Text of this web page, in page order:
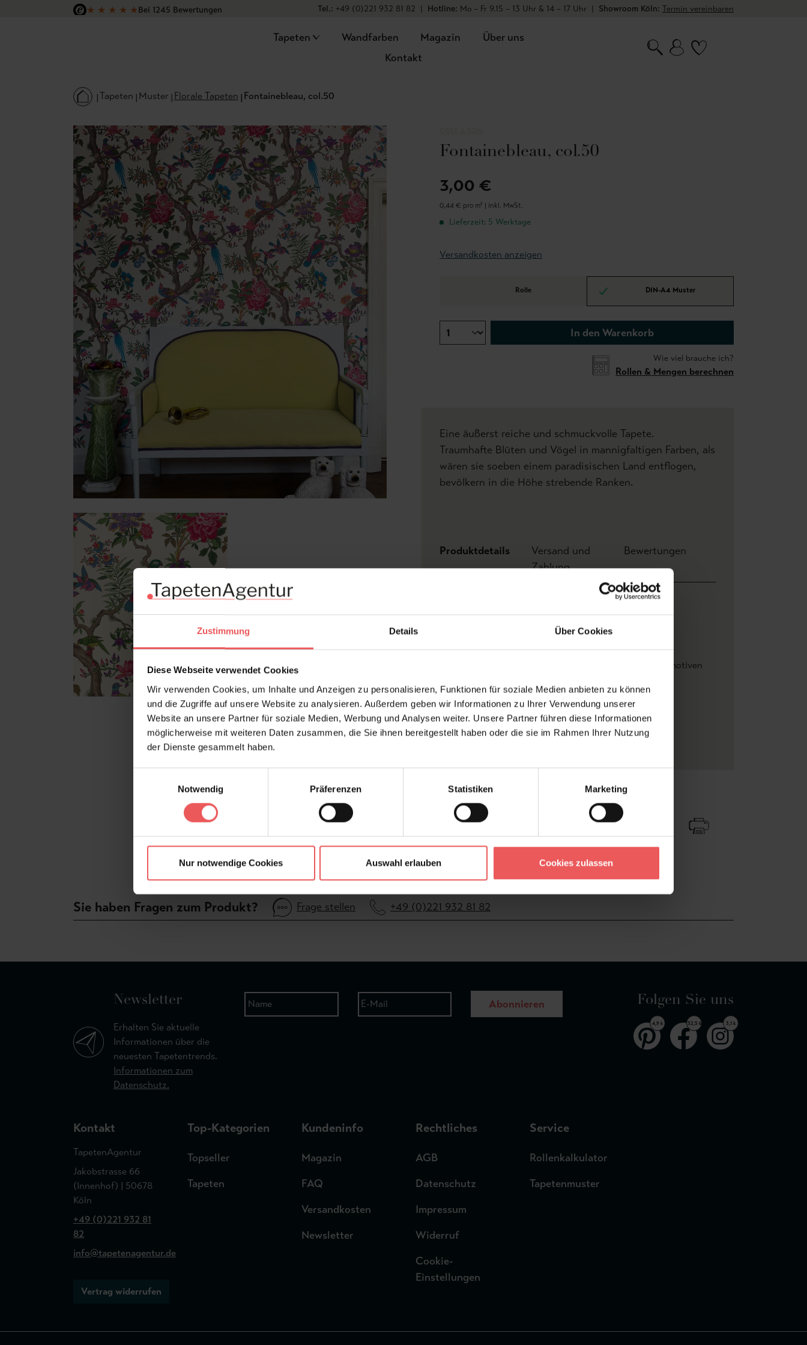
Zustimmung Details Über Cookies
Diese Webseite verwendet Cookies
Wir verwenden Cookies, um Inhalte und Anzeigen zu personalisieren, Funktionen für soziale Medien anbieten zu können
und die Zugriffe auf unsere Website zu analysieren. Außerdem geben wir Informationen zu Ihrer Verwendung unserer
Website an unsere Partner für soziale Medien, Werbung und Analysen weiter. Unsere Partner führen diese Informationen
möglicherweise mit weiteren Daten zusammen, die Sie ihnen bereitgestellt haben oder die sie im Rahmen Ihrer Nutzung
der Dienste gesammelt haben.
Notwendig
Präferenzen Statistiken Marketing
Nur notwendige Cookies Auswahl erlauben Cookies zulassen
Hauptinhalt springen
Zur Suche springen
Zur Hauptnavigation springen
★ ★ ★ ★ ★Bei 1245 Bewertungen
Tel.: +49 (0)221 932 81 82 | Hotline: Mo – Fr 9.15 – 13 Uhr & 14 – 17 Uhr | Showroom Köln: Termin vereinbaren
Tapeten Wandfarben Magazin
Über uns
Kontakt
Tapeten Muster Florale Tapeten Fontainebleau, col.50
Fontainebleau, col.50
3,00 €
0,44 € pro m² | inkl. MwSt.
Lieferzeit: 5 Werktage
Versandkosten anzeigen
Rolle DIN-A4 Muster
In den Warenkorb
Wie viel brauche ich?
Rollen & Mengen berechnen
Eine äußerst reiche und schmuckvolle Tapete.
Traumhafte Blüten und Vögel in mannigfaltigen Farben, als
wären sie soeben einem paradisischen Land entflogen,
bevölkern in die Höhe strebende Ranken.
Produktdetails
Versand und
Zahlung
Bewertungen
, Tapeten mit Vogelmotiven
Farbton:
Creme, Multicolor
Konfektionierung:
Rolle
Stil:
Fauna, Florale Muster
Zu Favoriten
Sie haben Fragen zum Produkt? Frage stellen +49 (0)221 932 81 82
Newsletter
Erhalten Sie aktuelle
Informationen über die
neuesten Tapetentrends.
Informationen zum
Datenschutz.
Abonnieren Folgen Sie uns
4,9 k 32,5 k 3,1 k
Kontakt
TapetenAgentur
Jakobstrasse 66
(Innenhof) | 50678
Köln
+49 (0)221 932 81
82
info@tapetenagentur.de
Vertrag widerrufen
Top-Kategorien
Topseller
Tapeten
Kundeninfo
Magazin
FAQ
Versandkosten
Newsletter
Rechtliches
AGB
Datenschutz
Impressum
Widerruf
Cookie-
Einstellungen
Service
Rollenkalkulator
Tapetenmuster